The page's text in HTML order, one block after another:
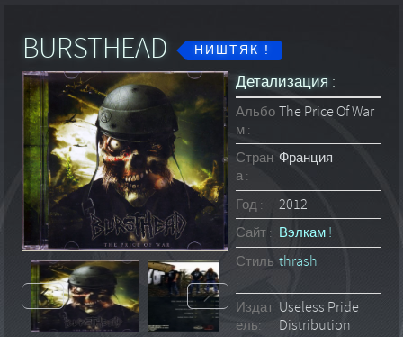
BURSTHEAD НИШТЯК !
Детализация :
Альбо
м :
The Price Of War
Стран
а :
Франция
Год :
2012
Сайт : Вэлкам !
Стиль
:
thrash
Издат
ель:
Useless Pride
Distribution